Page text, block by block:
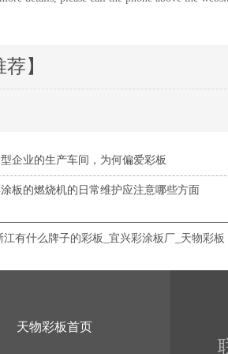
】
企业的生产车间，为何偏爱彩板
板的燃烧机的日常维护应注意哪些方面
江有什么牌子的彩板_宜兴彩涂板厂_天物彩板
天物彩板首页